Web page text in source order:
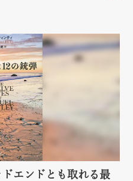
エンドとも取れる最